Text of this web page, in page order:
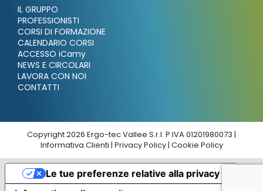
IL GRUPPO
PROFESSIONISTI
CORSI DI FORMAZIONE
CALENDARIO CORSI
ACCESSO iCamy
NEWS E CIRCOLARI
LAVORA CON NOI
CONTATTI
Copyright 2026 Ergo-tec Vallee S.r.l. P.IVA 01201980073 |
Informativa Clienti | Privacy Policy| Cookie Policy
Le tue preferenze relative alla privacy